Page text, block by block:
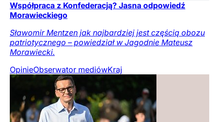
Współpraca z Konfederacją? Jasna odpowiedź
Morawieckiego
Sławomir Mentzen jak najbardziej jest częścią obozu
patriotycznego – powiedział w Jagodnie Mateusz
Morawiecki.
OpinieObserwator mediówKraj